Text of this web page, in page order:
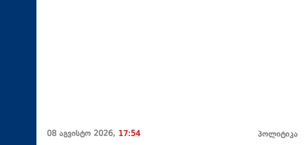
08 აგვისტო 2026, 17:54 პოლიტიკა